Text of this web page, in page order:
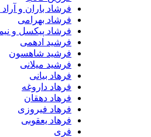
فرشاد باران و آراد زارعی
فرشاد بهرامی
فرشاد پیکسل و نیما اهورا
فرشید ادهمی
فرشید شاهسون
فرشید میلانی
فرهاد بیانی
فرهاد داروغه
فرهاد دهقان
فرهاد فیروزی
فرهاد یعقوبی